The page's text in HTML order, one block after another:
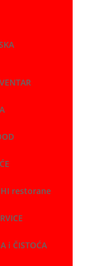
restorane
i ČISTOĆA